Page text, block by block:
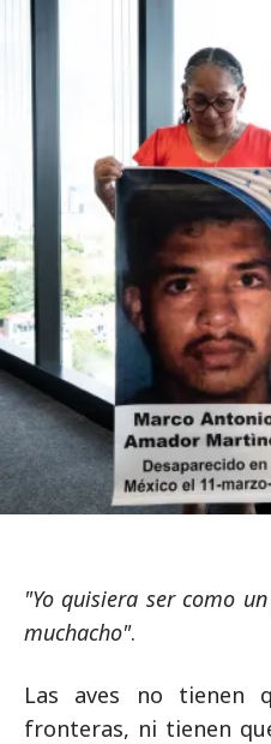
"Yo quisiera ser como
muchacho".
Las aves no tienen
fronteras, ni tienen